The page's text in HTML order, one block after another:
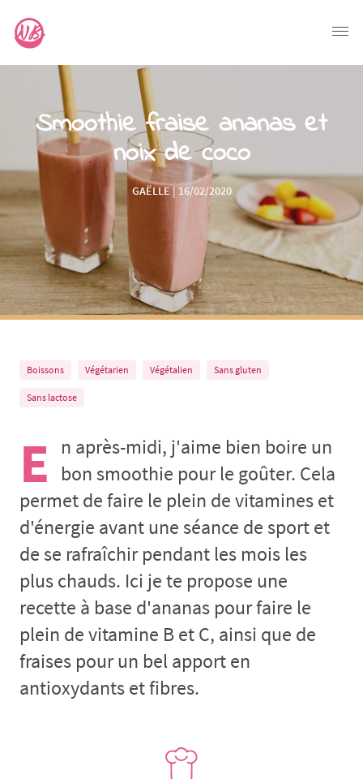
Smoothie fraise ananas et
noix de coco
GAËLLE | 16/02/2020
Boissons Végétarien Végétalien Sans gluten
Sans lactose
E
n après-midi, j'aime bien boire un
bon smoothie pour le goûter. Cela
permet de faire le plein de vitamines et
d'énergie avant une séance de sport et
de se rafraîchir pendant les mois les
plus chauds. Ici je te propose une
recette à base d'ananas pour faire le
plein de vitamine B et C, ainsi que de
fraises pour un bel apport en
antioxydants et fibres.